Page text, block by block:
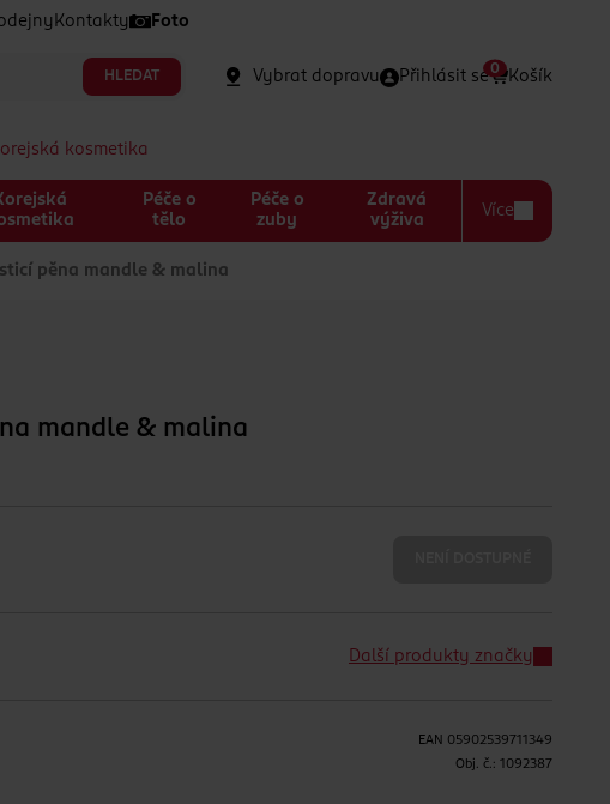
Kontakty Foto
HLEDAT Vybrat dopravu Přihlásit se Košík
0
kosmetika
Péče o
tělo
Péče o
zuby
Zdravá
výživa
Více
pěna mandle & malina
mandle & malina
Další produkty značky
EAN 05902539711349
Obj. č.: 1092387